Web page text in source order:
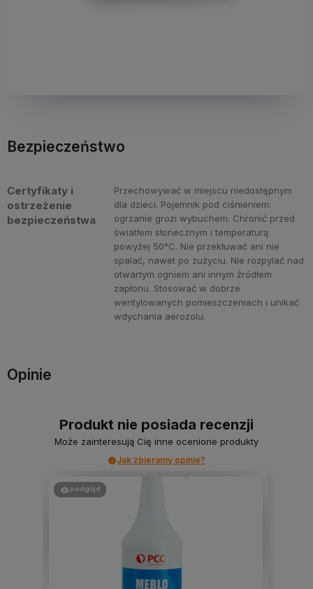
Bezpieczeństwo
Certyfikaty i
ostrzeżenie
bezpieczeństwa
Przechowywać w miejscu niedostępnym
dla dzieci. Pojemnik pod ciśnieniem:
ogrzanie grozi wybuchem. Chronić przed
światłem słonecznym i temperaturą
powyżej 50°C. Nie przekłuwać ani nie
spalać, nawet po zużyciu. Nie rozpylać nad
otwartym ogniem ani innym źródłem
zapłonu. Stosować w dobrze
wentylowanych pomieszczeniach i unikać
wdychania aerozolu.
Opinie
Produkt nie posiada recenzji
Może zainteresują Cię inne ocenione produkty
Jak zbieramy opinie?
podgląd